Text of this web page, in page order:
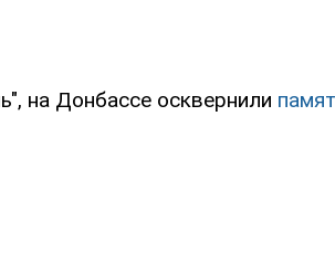
на Донбассе осквернили